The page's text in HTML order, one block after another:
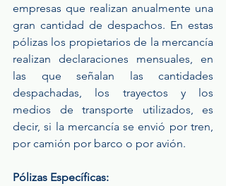
empresas que realizan anualmente una
gran cantidad de despachos. En estas
pólizas los propietarios de la mercancía
realizan declaraciones mensuales, en
las que señalan las cantidades
despachadas, los trayectos y los
medios de transporte utilizados, es
decir, si la mercancía se envió por tren,
por camión por barco o por avión.
Pólizas Específicas: